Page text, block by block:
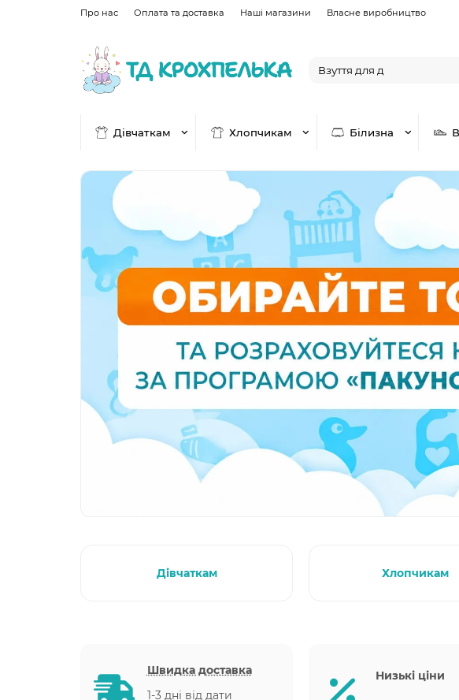
Про нас Оплата та доставка Наші магазини Власне виробництво
Дівчаткам Хлопчикам Білизна
Дівчаткам Хлопчикам
Швидка доставка
1-3 дні від дати
Низькі ціни